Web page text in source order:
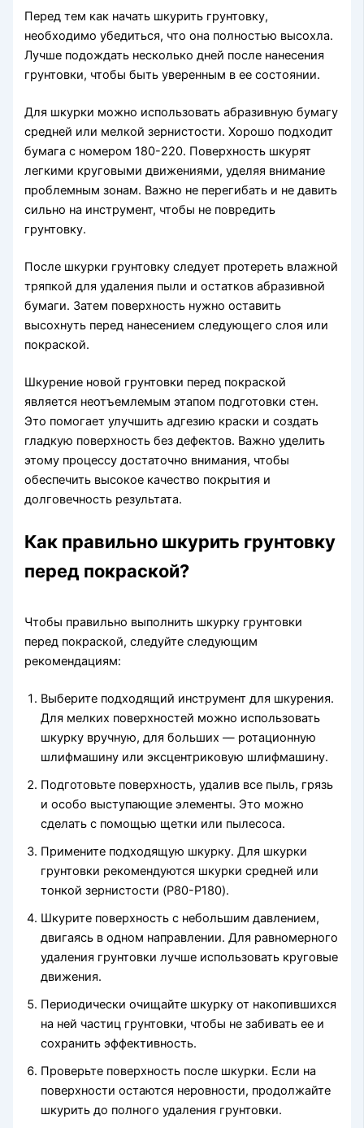
Перед тем как начать шкурить грунтовку,
необходимо убедиться, что она полностью высохла.
Лучше подождать несколько дней после нанесения
грунтовки, чтобы быть уверенным в ее состоянии.
Для шкурки можно использовать абразивную бумагу
средней или мелкой зернистости. Хорошо подходит
бумага с номером 180-220. Поверхность шкурят
легкими круговыми движениями, уделяя внимание
проблемным зонам. Важно не перегибать и не давить
сильно на инструмент, чтобы не повредить
грунтовку.
После шкурки грунтовку следует протереть влажной
тряпкой для удаления пыли и остатков абразивной
бумаги. Затем поверхность нужно оставить
высохнуть перед нанесением следующего слоя или
покраской.
Шкурение новой грунтовки перед покраской
является неотъемлемым этапом подготовки стен.
Это помогает улучшить адгезию краски и создать
гладкую поверхность без дефектов. Важно уделить
этому процессу достаточно внимания, чтобы
обеспечить высокое качество покрытия и
долговечность результата.
Как правильно шкурить грунтовку
перед покраской?
Чтобы правильно выполнить шкурку грунтовки
перед покраской, следуйте следующим
рекомендациям:
Выберите подходящий инструмент для шкурения.
Для мелких поверхностей можно использовать
шкурку вручную, для больших — ротационную
шлифмашину или эксцентриковую шлифмашину.
Подготовьте поверхность, удалив все пыль, грязь
и особо выступающие элементы. Это можно
сделать с помощью щетки или пылесоса.
Примените подходящую шкурку. Для шкурки
грунтовки рекомендуются шкурки средней или
тонкой зернистости (P80-P180).
Шкурите поверхность с небольшим давлением,
двигаясь в одном направлении. Для равномерного
удаления грунтовки лучше использовать круговые
движения.
Периодически очищайте шкурку от накопившихся
на ней частиц грунтовки, чтобы не забивать ее и
сохранить эффективность.
Проверьте поверхность после шкурки. Если на
поверхности остаются неровности, продолжайте
шкурить до полного удаления грунтовки.